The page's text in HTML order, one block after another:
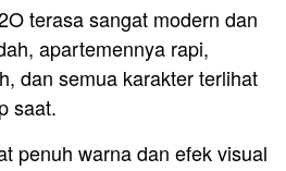
terasa sangat modern dan
apartemennya rapi,
dan semua karakter terlihat
saat.
penuh warna dan efek visual